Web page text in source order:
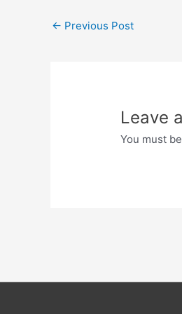
Post
← Previous Post
Leave
You must be